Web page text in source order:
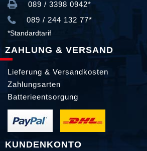
089 / 3398 0942*
089 / 244 132 77*
*Standardtarif
ZAHLUNG & VERSAND
Lieferung & Versandkosten
Zahlungsarten
Batterieentsorgung
KUNDENKONTO